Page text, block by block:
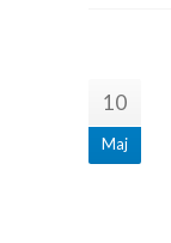
10
Maj